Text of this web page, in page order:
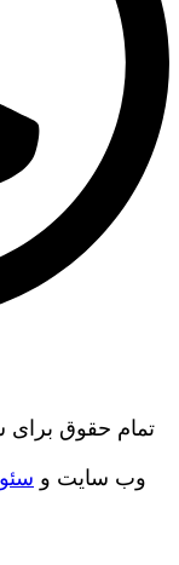
تمام حقوق
وب سایت و